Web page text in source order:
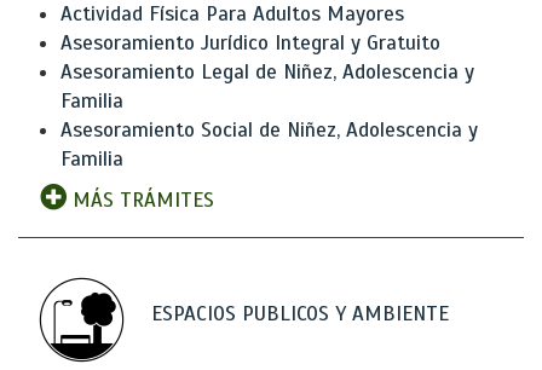
Actividad Física Para Adultos Mayores
Asesoramiento Jurídico Integral y Gratuito
Asesoramiento Legal de Niñez, Adolescencia y
Familia
Asesoramiento Social de Niñez, Adolescencia y
Familia
MÁS TRÁMITES
ESPACIOS PUBLICOS Y AMBIENTE